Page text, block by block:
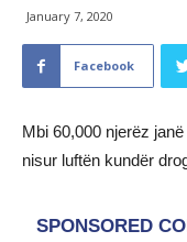
January 7, 2020
Facebook
Mbi 60,000 njerëz
nisur luftën kundër